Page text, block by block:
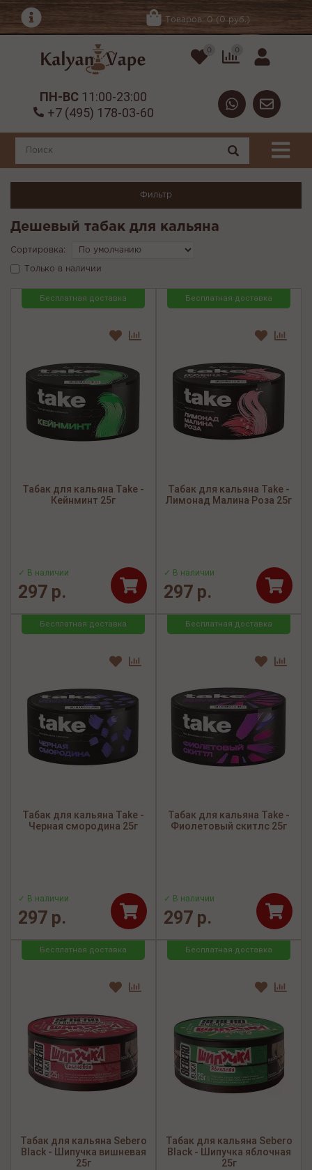
Товаров: 0 (0 руб.)
0 0
ПН-ВС 11:00-23:00
+7 (495) 178-03-60
Фильтр
Дешевый табак для кальяна
Сортировка:
Только в наличии
Бесплатная доставка
Табак для кальяна Take -
Кейнминт 25г
✓ В наличии
297 р.
Бесплатная доставка
Табак для кальяна Take -
Лимонад Малина Роза 25г
✓ В наличии
297 р.
Бесплатная доставка
Табак для кальяна Take -
Черная смородина 25г
✓ В наличии
297 р.
Бесплатная доставка
Табак для кальяна Take -
Фиолетовый скитлс 25г
✓ В наличии
297 р.
Бесплатная доставка
Табак для кальяна Sebero
Black - Шипучка вишневая
25г
Бесплатная доставка
Табак для кальяна Sebero
Black - Шипучка яблочная
25г